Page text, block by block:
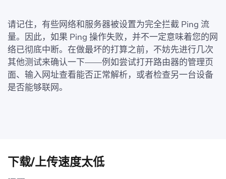
请记住，有些网络和服务器被设置为完全拦截 Ping 流
量。因此，如果 Ping 操作失败，并不一定意味着您的网
络已彻底中断。在做最坏的打算之前，不妨先进行几次
其他测试来确认一下——例如尝试打开路由器的管理页
面、输入网址查看能否正常解析，或者检查另一台设备
是否能够联网。
下载/上传速度太低